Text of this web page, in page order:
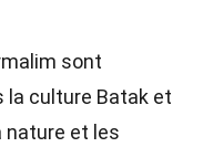
sont
la culture Batak et
nature et les